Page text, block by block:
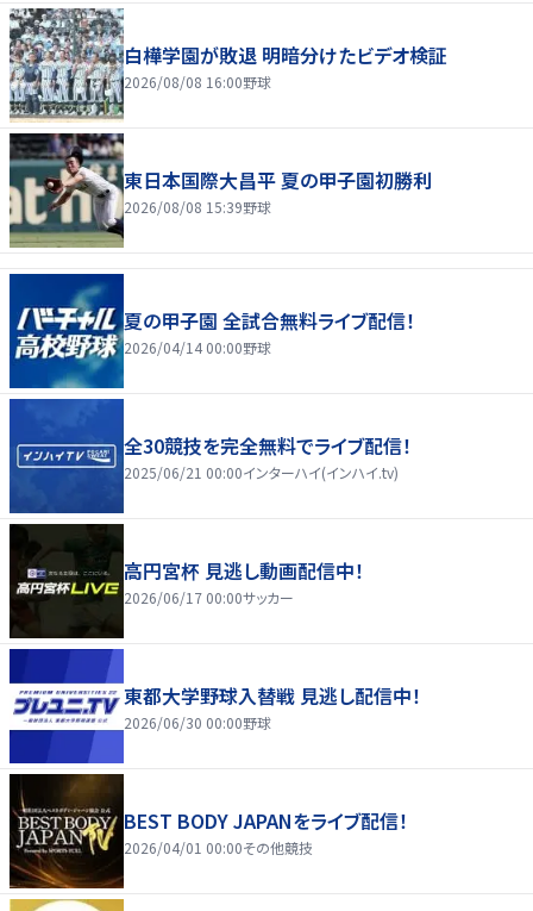
白樺学園が敗退 明暗分けたビデオ検証
2026/08/08 16:00野球
東日本国際大昌平 夏の甲子園初勝利
2026/08/08 15:39野球
夏の甲子園 全試合無料ライブ配信！
2026/04/14 00:00野球
全30競技を完全無料でライブ配信！
2025/06/21 00:00インターハイ(インハイ.tv)
高円宮杯 見逃し動画配信中！
2026/06/17 00:00サッカー
東都大学野球入替戦 見逃し配信中！
2026/06/30 00:00野球
BEST BODY JAPANをライブ配信！
2026/04/01 00:00その他競技